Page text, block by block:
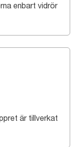
enbart vidrör
är tillverkat